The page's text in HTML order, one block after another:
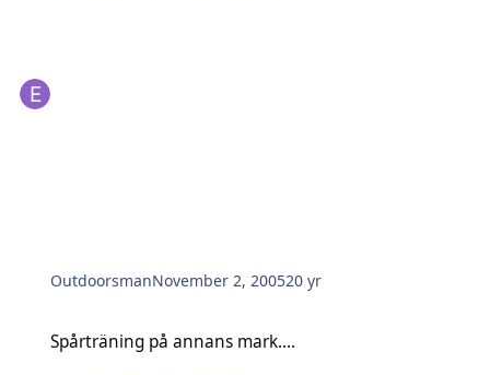
OutdoorsmanNovember 2, 200520 yr
Spårträning på annans mark....